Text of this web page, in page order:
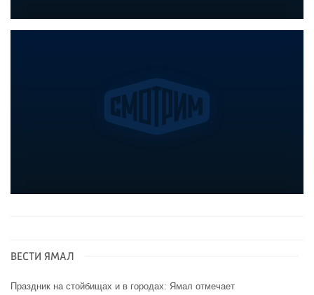
ВЕСТИ ЯМАЛ
Праздник на стойбищах и в городах: Ямал отмечает